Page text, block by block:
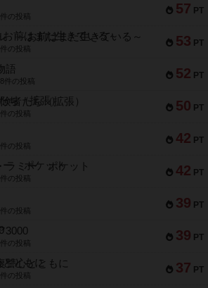
57 PT
の投稿
53 PT
～お前はまだ生きている～
の投稿
52 PT
語
件の投稿
50 PT
者たち（拡張）
の投稿
42 PT
の投稿
42 PT
ラミー ポケット
の投稿
39 PT
の投稿
39 PT
3000
の投稿
37 PT
讐心とともに
の投稿